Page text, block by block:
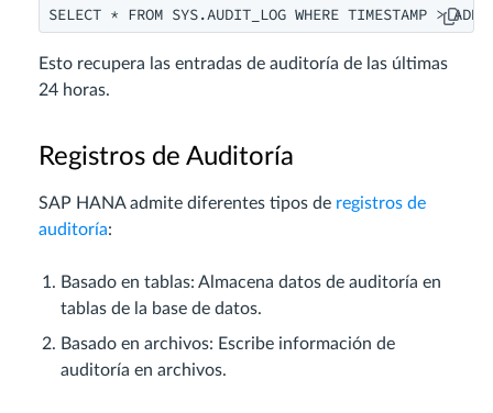
SELECT * FROM SYS.AUDIT_LOG WHERE TIMESTAMP >
Esto recupera las entradas de auditoría de las últimas
24 horas.
Registros de Auditoría
SAP HANA admite diferentes tipos de registros de
auditoría:
Basado en tablas: Almacena datos de auditoría en
tablas de la base de datos.
Basado en archivos: Escribe información de
auditoría en archivos.